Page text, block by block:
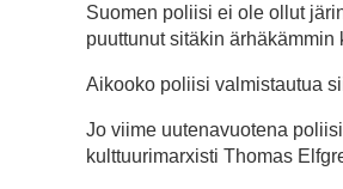
Suomen poliisi ei ole ollut
puuttunut sitäkin
Aikooko poliisi valmistautua
Jo viime uutenavuotena
kulttuurimarxisti Thomas